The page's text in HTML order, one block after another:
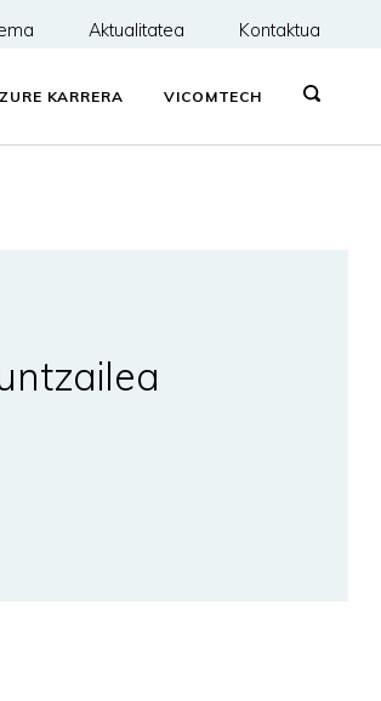
Aktualitatea Kontaktua
KARRERA VICOMTECH